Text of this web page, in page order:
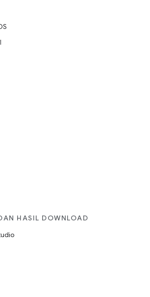
HASIL DOWNLOAD